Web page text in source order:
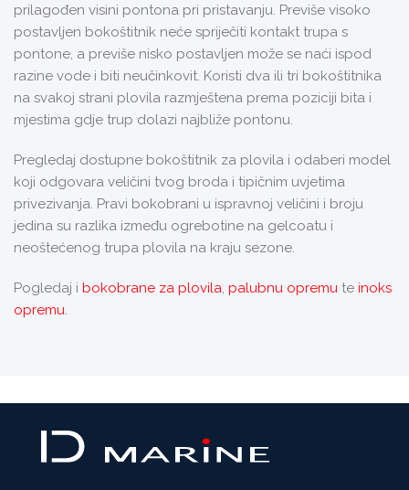
prilagođen visini pontona pri pristavanju. Previše visoko
postavljen bokoštitnik neće spriječiti kontakt trupa s
pontone, a previše nisko postavljen može se naći ispod
razine vode i biti neučinkovit. Koristi dva ili tri bokoštitnika
na svakoj strani plovila razmještena prema poziciji bita i
mjestima gdje trup dolazi najbliže pontonu.
Pregledaj dostupne bokoštitnik za plovila i odaberi model
koji odgovara veličini tvog broda i tipičnim uvjetima
privezivanja. Pravi bokobrani u ispravnoj veličini i broju
jedina su razlika između ogrebotine na gelcoatu i
neoštećenog trupa plovila na kraju sezone.
Pogledaj i bokobrane za plovila, palubnu opremu te inoks
opremu.